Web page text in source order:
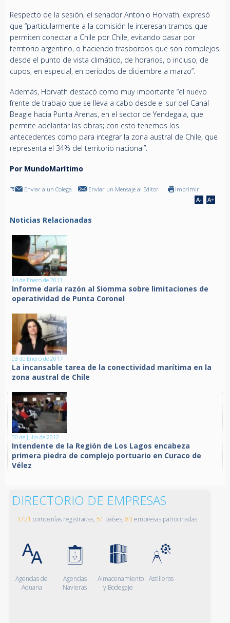
Respecto de la sesión, el senador Antonio Horvath, expresó
que “particularmente a la comisión le interesan tramos que
permiten conectar a Chile por Chile, evitando pasar por
territorio argentino, o haciendo trasbordos que son complejos
desde el punto de vista climático, de horarios, o incluso, de
cupos, en especial, en períodos de diciembre a marzo”.
Además, Horvath destacó como muy importante “el nuevo
frente de trabajo que se lleva a cabo desde el sur del Canal
Beagle hacia Punta Arenas, en el sector de Yendegaia, que
permite adelantar las obras; con esto tenemos los
antecedentes como para integrar la zona austral de Chile, que
representa el 34% del territorio nacional”.
Por MundoMarítimo
Enviar a un Colega Enviar un Mensaje al Editor Imprimir
Noticias Relacionadas
14 de Enero de 2011
Informe daría razón al Siomma sobre limitaciones de
operatividad de Punta Coronel
03 de Enero de 2017
La incansable tarea de la conectividad marítima en la
zona austral de Chile
30 de Julio de 2012
Intendente de la Región de Los Lagos encabeza
primera piedra de complejo portuario en Curaco de
Vélez
DIRECTORIO DE EMPRESAS
3721 compañías registradas, 51 países, 83 empresas patrocinadas
Agencias de
Aduana
Agencias
Navieras
Almacenamiento
y Bodegaje
Astilleros